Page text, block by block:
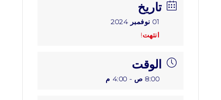
تاريخ
01 نوفمبر 2024
انتهت!
الوقت
8:00 ص - 4:00 م